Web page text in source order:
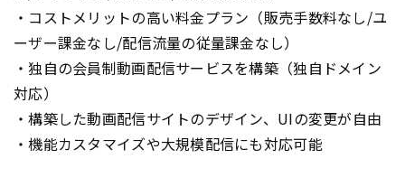
・コストメリットの高い料金プラン（販売手数料なし/ユ
ーザー課金なし/配信流量の従量課金なし）
・独自の会員制動画配信サービスを構築（独自ドメイン
対応）
・構築した動画配信サイトのデザイン、UIの変更が自由
・機能カスタマイズや大規模配信にも対応可能